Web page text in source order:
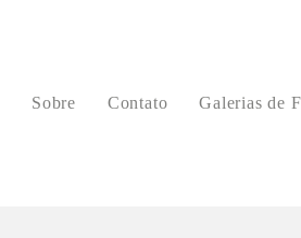
Sobre Contato Galerias de